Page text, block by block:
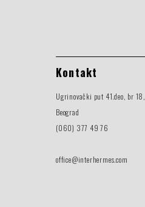
Kontakt
Ugrinovački put 41.deo, br 18,
Beograd
(060) 377 49 76
office@interhermes.com